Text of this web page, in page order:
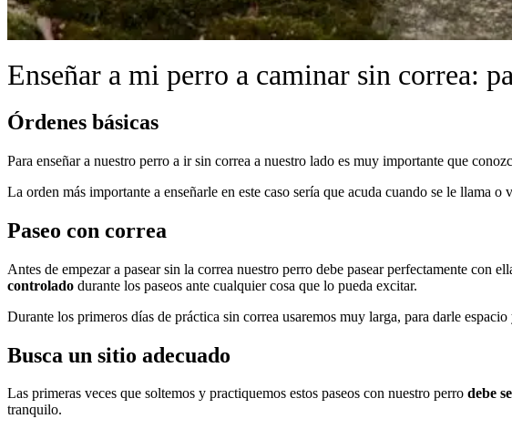
Enseñar a mi perro a caminar sin correa:
Órdenes básicas
Para enseñar a nuestro perro a ir sin correa a nuestro lado es muy importante que
La orden más importante a enseñarle en este caso sería que acuda cuando se le llama
Paseo con correa
Antes de empezar a pasear sin la correa nuestro perro debe pasear perfectamente con
controlado durante los paseos ante cualquier cosa que lo pueda excitar.
Durante los primeros días de práctica sin correa usaremos muy larga, para darle
Busca un sitio adecuado
Las primeras veces que soltemos y practiquemos estos paseos con nuestro perro debe
tranquilo.